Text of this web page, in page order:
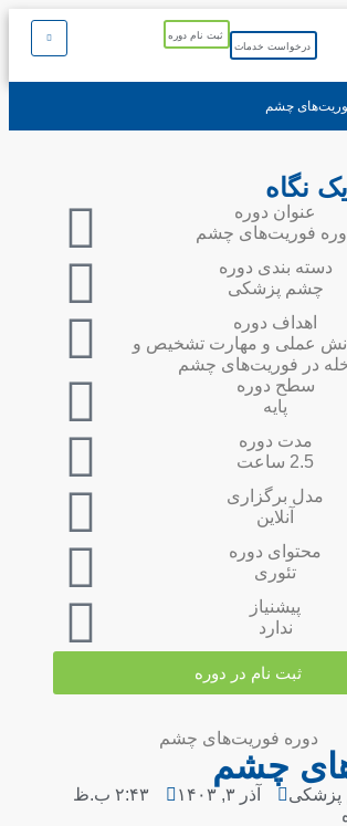
درخواست خدمات
ثبت نام دوره
چشم
نگاه
عنوان دوره
فوریت‌های چشم
دسته‌ بندی دوره
چشم پزشکی
اهداف دوره
عملی و مهارت تشخیص و
در فوریت‌های چشم
سطح دوره
پایه
مدت دوره
2.5 ساعت
مدل برگزاری
آنلاین
محتوای دوره
تئوری
پیشنیاز
ندارد
ثبت نام در دوره
چشم
پزشکی آذر ۳, ۱۴۰۳
۲:۴۳ ب.ظ